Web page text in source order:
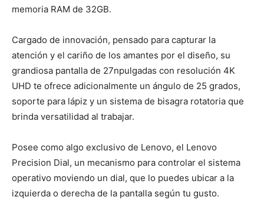
memoria RAM de 32GB.
Cargado de innovación, pensado para capturar la
atención y el cariño de los amantes por el diseño, su
grandiosa pantalla de 27npulgadas con resolución 4K
UHD te ofrece adicionalmente un ángulo de 25 grados,
soporte para lápiz y un sistema de bisagra rotatoria que
brinda versatilidad al trabajar.
Posee como algo exclusivo de Lenovo, el Lenovo
Precision Dial, un mecanismo para controlar el sistema
operativo moviendo un dial, que lo puedes ubicar a la
izquierda o derecha de la pantalla según tu gusto.